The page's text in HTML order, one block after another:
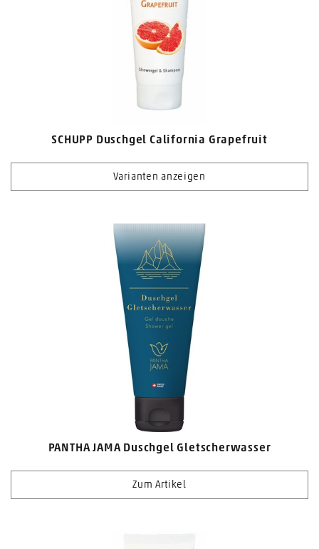
SCHUPP Duschgel California Grapefruit
Varianten anzeigen
PANTHA JAMA Duschgel Gletscherwasser
Zum Artikel